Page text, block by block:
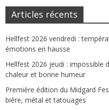
Articles récents
Hellfest 2026 vendredi :
émotions en hausse
Hellfest 2026 jeudi : impossible
chaleur et bonne humeur
Première édition du Midgard
bière, métal et tatouages